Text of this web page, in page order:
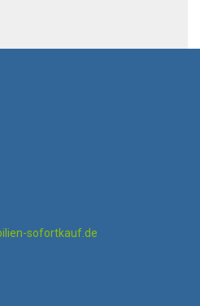
sofortkauf.de